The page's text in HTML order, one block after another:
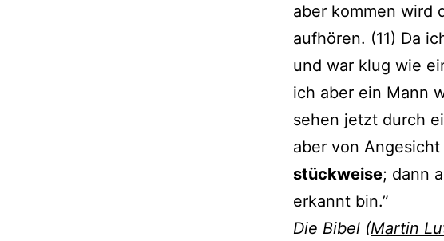
aber kommen wird
aufhören. (11) Da
und war klug wie
ich aber ein Mann
sehen jetzt durch
aber von
stückweise; dann
erkannt bin.”
Die Bibel (Martin